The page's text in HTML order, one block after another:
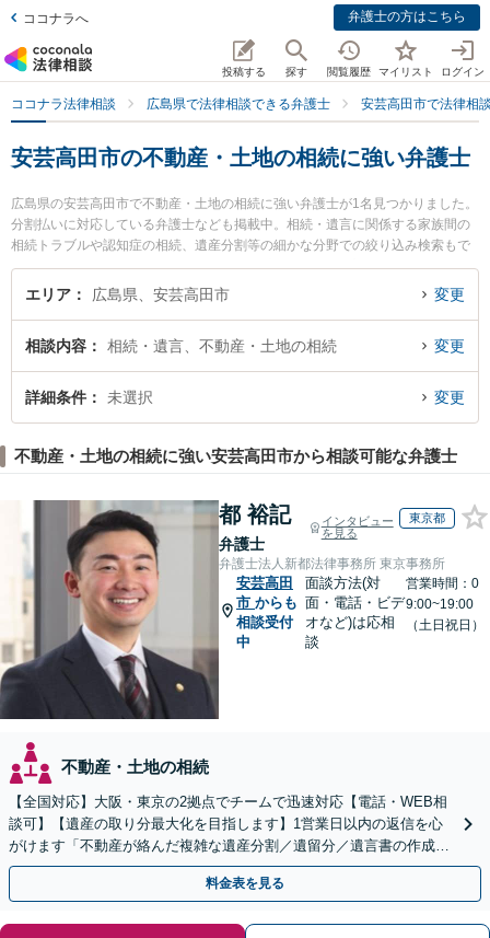
ココナラへ 弁護士の方はこちら
投稿する 探す 閲覧履歴 マイリスト ログイン
ココナラ法律相談 広島県で法律相談できる弁護士 安芸高田市で法律相
安芸高田市の不動産・土地の相続に強い弁護士
広島県の安芸高田市で不動産・土地の相続に強い弁護士が1名見つかりました。
分割払いに対応している弁護士なども掲載中。相続・遺言に関係する家族間の
相続トラブルや認知症の相続、遺産分割等の細かな分野での絞り込み検索もで
き便利です。特にみぞて法律事務所の溝手 康史弁護士のプロフィール情報や弁
護士費用、強みなどが注目されています。『安芸高田市で土日や夜間に発生し
談無料で不動産・土地の相続を法律相談できる安芸高田市内の弁護士に相談予
約したい』などでお困りの相談者さんにおすすめです。
エリア 広島県、安芸高田市 変更
相談内容 相続・遺言、不動産・土地の相続 変更
詳細条件 未選択 変更
不動産・土地の相続に強い安芸高田市から相談可能な弁護士
都 裕記
弁護士
インタビュー
を見る
東京都
弁護士法人新都法律事務所 東京事務所
安芸高田
市 からも
相談受付
中
面談方法(対
面・電話・ビデ
オなど)は応相
談
営業時間：0
9:00~19:00
（土日祝日）
不動産・土地の相続
【全国対応】大阪・東京の2拠点でチームで迅速対応【電話・WEB相
談可】【遺産の取り分最大化を目指します】1営業日以内の返信を心
がけます「不動産が絡んだ複雑な遺産分割／遺留分／遺言書の作成・
執行／事業承継など、お任せください」【休日相談あり】
料金表を見る